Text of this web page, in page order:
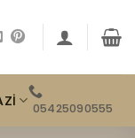
05425090555